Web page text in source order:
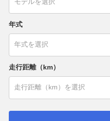
年式
走行距離（km）